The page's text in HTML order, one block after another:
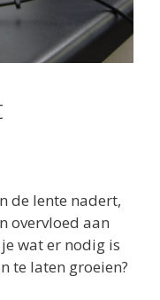
de lente nadert,
overvloed aan
wat er nodig is
te laten groeien?